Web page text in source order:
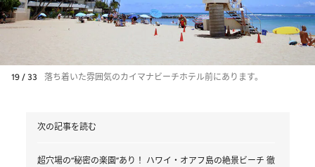
19 / 33 落ち着いた雰囲気のカイマナビーチホテル前にあります。
次の記事を読む
超穴場の“秘密の楽園”あり！ ハワイ・オアフ島の絶景ビーチ 徹